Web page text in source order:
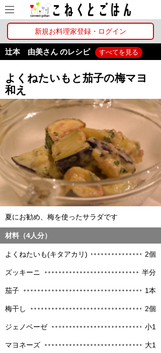
新規お料理家登録・ログイン
辻本 由美さん のレシピ すべてを見る
よくねたいもと茄子の梅マヨ
和え
夏にお勧め、梅を使ったサラダです
材料（4人分）
よくねたいも(キタアカリ) 2個
ズッキーニ 半分
茄子 1本
梅干し 2個
ジェノベーゼ 小1
マヨネーズ 大1